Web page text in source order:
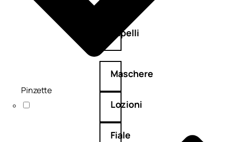
capelli
Maschere
Lozioni
Fiale
Pinzette